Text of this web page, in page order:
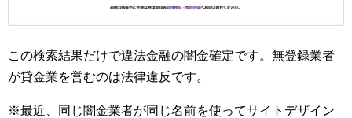
この検索結果だけで違法金融の闇金確定です。無登録業者
が貸金業を営むのは法律違反です。
※最近、同じ闇金業者が同じ名前を使ってサイトデザイン